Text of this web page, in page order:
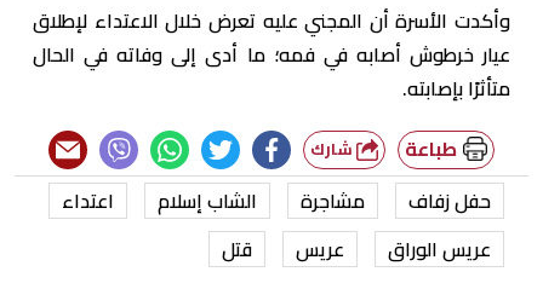
وأكدت الأسرة أن المجني عليه تعرض خلال الاعتداء لإطلاق
عيار خرطوش أصابه في فمه؛ ما أدى إلى وفاته في الحال
متأثرًا بإصابته.
طباعة
حفل زفاف مشاجرة الشاب إسلام
اعتداء
عريس الوراق
عريس قتل